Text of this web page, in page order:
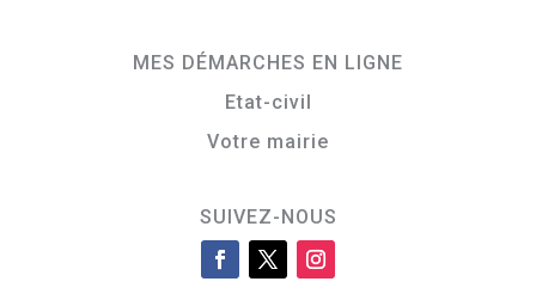
MES DÉMARCHES EN LIGNE
Etat-civil
Votre mairie
SUIVEZ-NOUS